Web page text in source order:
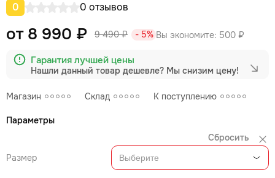
0 0 отзывов
Магазин Склад К поступлению
9 490 ₽ - 5%
от 8 990 ₽
Гарантия лучшей цены
Нашли данный товар дешевле? Мы снизим цену!
Вы экономите: 500 ₽
Параметры
Сбросить
Размер
Выберите